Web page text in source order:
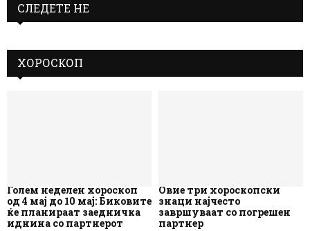
СЛЕДЕТЕ НЕ
ХОРОСКОП
Голем неделен хороскоп
од 4 мај до 10 мај: Биковите
ќе планираат заедничка
иднина со партнерот
Овие три хороскопски
знаци најчесто
завршуваат со погрешен
партнер